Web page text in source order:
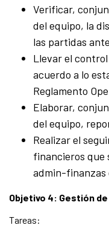
Verificar,
del equipo, la
las partidas
Llevar el
acuerdo a lo
Reglamento
Elaborar,
del equipo,
Realizar el
financieros que
admin-finanzas
Objetivo 4: Gestión
Tareas: